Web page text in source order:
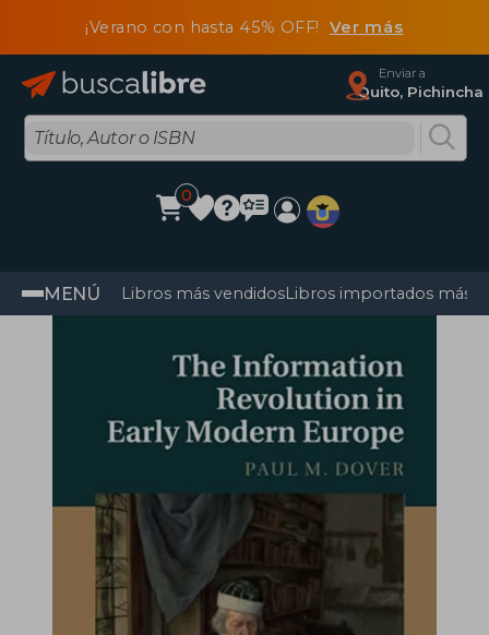
¡Verano con hasta 45% OFF! Ver más
Enviar a
Quito, Pichincha
0
MENÚ Libros más vendidosLibros importados más